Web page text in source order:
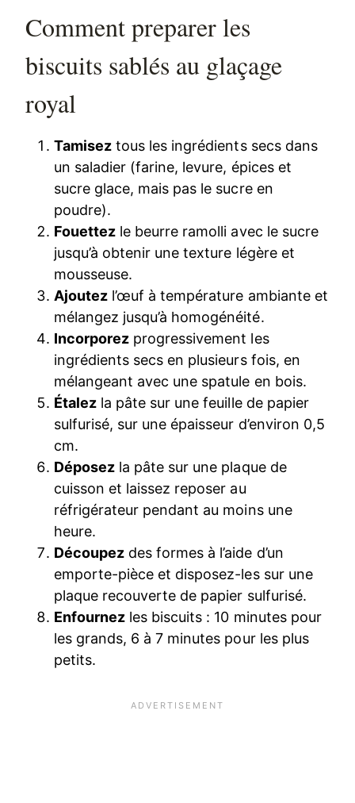
Comment preparer les
biscuits sablés au glaçage
royal
Tamisez tous les ingrédients secs dans
un saladier (farine, levure, épices et
sucre glace, mais pas le sucre en
poudre).
Fouettez le beurre ramolli avec le sucre
jusqu’à obtenir une texture légère et
mousseuse.
Ajoutez l’œuf à température ambiante et
mélangez jusqu’à homogénéité.
Incorporez progressivement les
ingrédients secs en plusieurs fois, en
mélangeant avec une spatule en bois.
Étalez la pâte sur une feuille de papier
sulfurisé, sur une épaisseur d’environ 0,5
cm.
Déposez la pâte sur une plaque de
cuisson et laissez reposer au
réfrigérateur pendant au moins une
heure.
Découpez des formes à l’aide d’un
emporte-pièce et disposez-les sur une
plaque recouverte de papier sulfurisé.
Enfournez les biscuits : 10 minutes pour
les grands, 6 à 7 minutes pour les plus
petits.